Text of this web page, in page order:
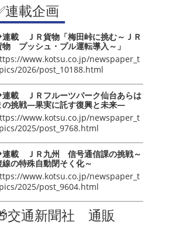
連載企画
連載 ＪＲ貨物「梅田峠に挑む～ＪＲ
物 プッシュ・プル運転導入～」
www.kotsu.co.jp/newspaper_t
2026/post_10188.html
連載 ＪＲフルーツパーク仙台あらは
の挑戦―果実に託す復興と未来―
www.kotsu.co.jp/newspaper_t
2025/post_9768.html
連載 ＪＲ九州 信号通信課の挑戦～
線の特殊自動閉そく化～
www.kotsu.co.jp/newspaper_t
2025/post_9604.html
交通新聞社 通販